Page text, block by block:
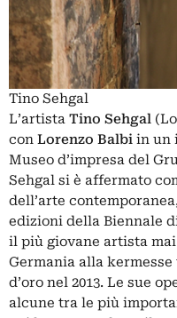
Tino Sehgal
L’artista Tino Sehgal
con Lorenzo Balbi in un
Museo d’impresa del
Sehgal si è affermato
dell’arte
edizioni della Biennale
il più giovane artista
Germania alla
d’oro nel 2013. Le sue
alcune tra le più